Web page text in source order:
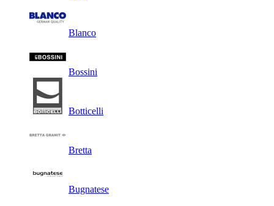
Blanco
Bossini
Botticelli
Bretta
Bugnatese